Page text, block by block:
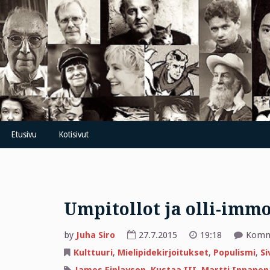
Skip
to
content
Etusivu Kotisivut
Umpitollot ja olli-
by Juha Siro 27.7.2015 19:18
Kulttuuri, Mielipidekirjoitukset, Populismi,